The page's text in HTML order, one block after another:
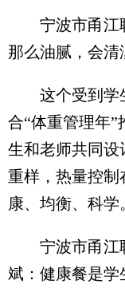
宁波市甬江职
那么油腻，会清
这个受到学生
合“体重管理年
生和老师共同设
重样，热量控制
康、均衡、科学
宁波市甬江职
斌：健康餐是